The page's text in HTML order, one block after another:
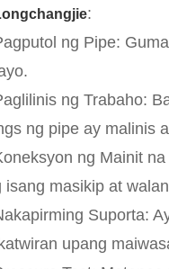
:
ng Pipe:
ng Trabaho:
ng pipe ay malinis
ng Mainit
isang masikip at
Suporta:
upang